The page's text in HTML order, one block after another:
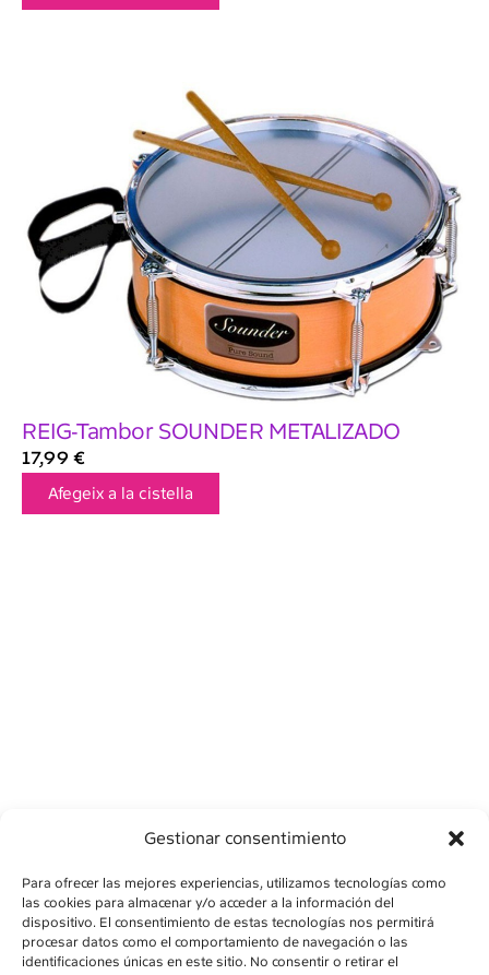
Gestionar consentimiento
Para ofrecer las mejores experiencias, utilizamos tecnologías como
las cookies para almacenar y/o acceder a la información del
dispositivo. El consentimiento de estas tecnologías nos permitirá
procesar datos como el comportamiento de navegación o las
identificaciones únicas en este sitio. No consentir o retirar el
REIG-Tambor SOUNDER METALIZADO
17,99 €
Afegeix a la cistella